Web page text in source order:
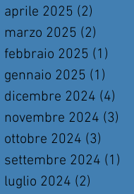
aprile 2025 (2)
marzo 2025 (2)
febbraio 2025 (1)
gennaio 2025 (1)
dicembre 2024 (4)
novembre 2024 (3)
ottobre 2024 (3)
settembre 2024 (1)
luglio 2024 (2)